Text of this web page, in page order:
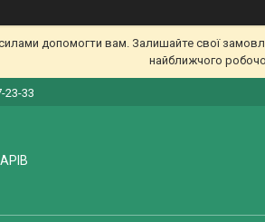
допомогти вам. Залишайте свої
найближчого
23-33